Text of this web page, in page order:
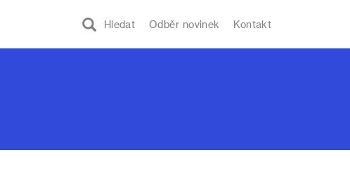
Hledat Odběr novinek Kontakt